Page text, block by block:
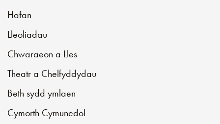
Hafan
Lleoliadau
Chwaraeon a Lles
Theatr a Chelfyddydau
Beth sydd ymlaen
Cymorth Cymunedol